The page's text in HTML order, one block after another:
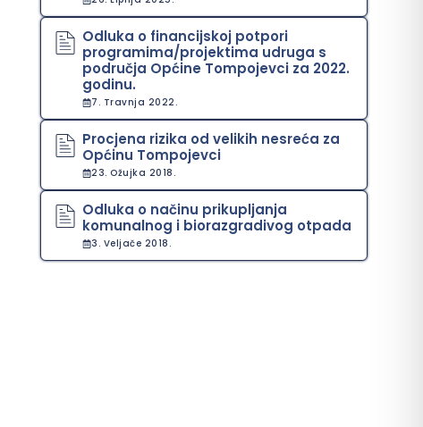
Odluka o financijskoj potpori
programima/projektima udruga s
područja Općine Tompojevci za 2022.
godinu.
7. Travnja 2022.
Procjena rizika od velikih nesreća za
Općinu Tompojevci
23. Ožujka 2018.
Odluka o načinu prikupljanja
komunalnog i biorazgradivog otpada
3. Veljače 2018.